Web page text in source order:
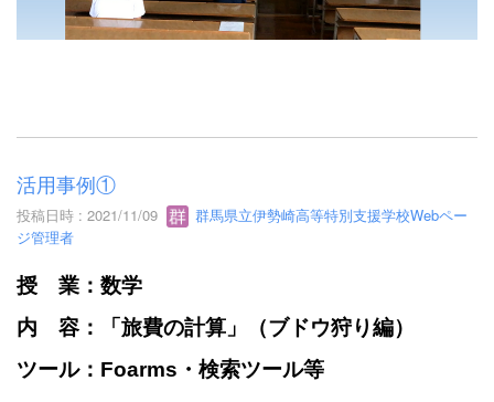
活用事例①
投稿日時 : 2021/11/09
群馬県立伊勢崎高等特別支援学校Webペー
ジ管理者
授 業：数学
内 容：「旅費の計算」（ブドウ狩り編）
ツール：Foarms・検索ツール等